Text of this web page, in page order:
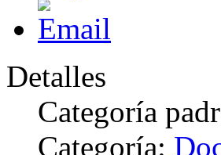
Detalles
Categoría
Categoría: